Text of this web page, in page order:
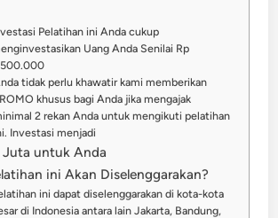
Pelatihan ini Anda cukup
Uang Anda Senilai Rp
tidak perlu khawatir kami memberikan
khusus bagi Anda jika mengajak
2 rekan Anda untuk mengikuti pelatihan
Investasi menjadi
Juta untuk Anda
ini Akan Diselenggarakan?
ini dapat diselenggarakan di kota-kota
di Indonesia antara lain Jakarta, Bandung,